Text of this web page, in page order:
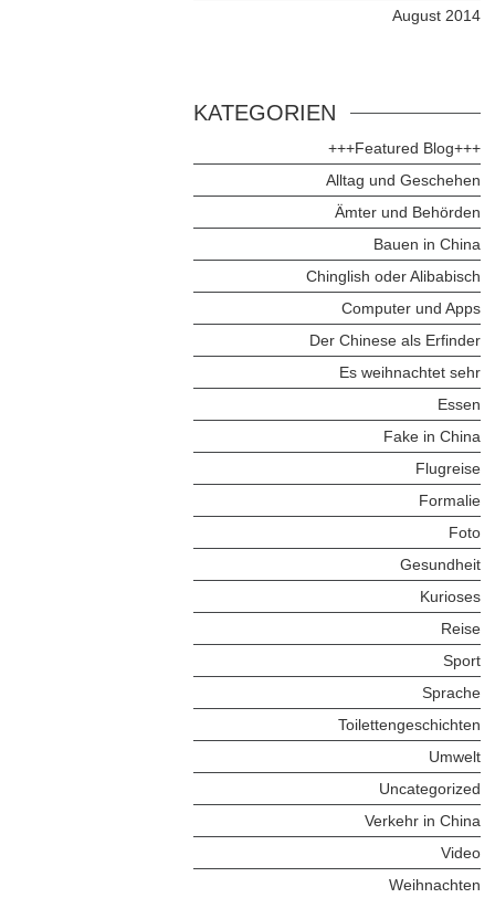
August 2014
KATEGORIEN
+++Featured Blog+++
Alltag und Geschehen
Ämter und Behörden
Bauen in China
Chinglish oder Alibabisch
Computer und Apps
Der Chinese als Erfinder
Es weihnachtet sehr
Essen
Fake in China
Flugreise
Formalie
Foto
Gesundheit
Kurioses
Reise
Sport
Sprache
Toilettengeschichten
Umwelt
Uncategorized
Verkehr in China
Video
Weihnachten